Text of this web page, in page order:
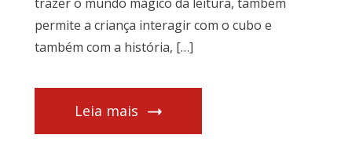
permite a criança interagir com o cubo e
também com a história, […]
Leia mais